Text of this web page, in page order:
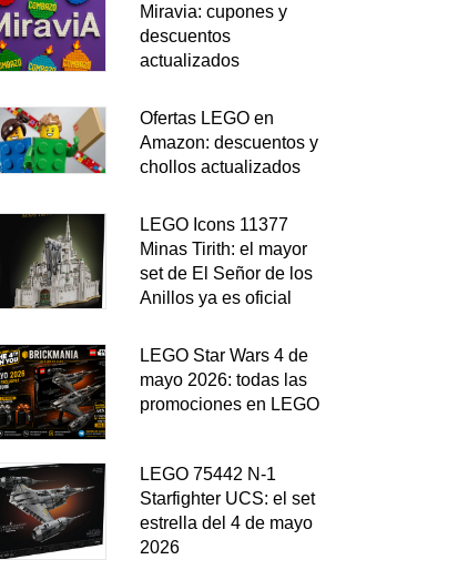
Miravia: cupones y
descuentos
actualizados
Ofertas LEGO en
Amazon: descuentos y
chollos actualizados
LEGO Icons 11377
Minas Tirith: el mayor
set de El Señor de los
Anillos ya es oficial
LEGO Star Wars 4 de
mayo 2026: todas las
promociones en LEGO
LEGO 75442 N-1
Starfighter UCS: el set
estrella del 4 de mayo
2026